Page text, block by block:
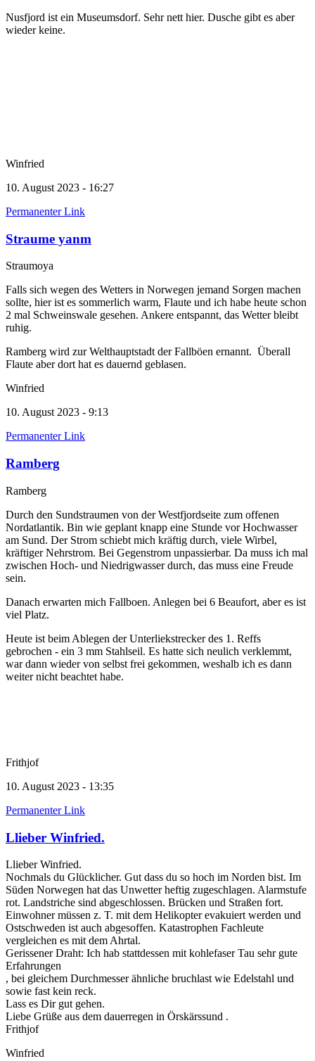
Nusfjord ist ein Museumsdorf. Sehr nett hier. Dusche gibt es aber
wieder keine.
Winfried
10. August 2023 - 16:27
Permanenter Link
Straume yanm
Straumoya
Falls sich wegen des Wetters in Norwegen jemand Sorgen machen
sollte, hier ist es sommerlich warm, Flaute und ich habe heute schon
2 mal Schweinswale gesehen. Ankere entspannt, das Wetter bleibt
ruhig.
Ramberg wird zur Welthauptstadt der Fallböen ernannt. Überall
Flaute aber dort hat es dauernd geblasen.
Winfried
10. August 2023 - 9:13
Permanenter Link
Ramberg
Ramberg
Durch den Sundstraumen von der Westfjordseite zum offenen
Nordatlantik. Bin wie geplant knapp eine Stunde vor Hochwasser
am Sund. Der Strom schiebt mich kräftig durch, viele Wirbel,
kräftiger Nehrstrom. Bei Gegenstrom unpassierbar. Da muss ich mal
zwischen Hoch- und Niedrigwasser durch, das muss eine Freude
sein.
Danach erwarten mich Fallboen. Anlegen bei 6 Beaufort, aber es ist
viel Platz.
Heute ist beim Ablegen der Unterliekstrecker des 1. Reffs
gebrochen - ein 3 mm Stahlseil. Es hatte sich neulich verklemmt,
war dann wieder von selbst frei gekommen, weshalb ich es dann
weiter nicht beachtet habe.
Frithjof
10. August 2023 - 13:35
Permanenter Link
Llieber Winfried.
Llieber Winfried.
Nochmals du Glücklicher. Gut dass du so hoch im Norden bist. Im
Süden Norwegen hat das Unwetter heftig zugeschlagen. Alarmstufe
rot. Landstriche sind abgeschlossen. Brücken und Straßen fort.
Einwohner müssen z. T. mit dem Helikopter evakuiert werden und
Ostschweden ist auch abgesoffen. Katastrophen Fachleute
vergleichen es mit dem Ahrtal.
Gerissener Draht: Ich hab stattdessen mit kohlefaser Tau sehr gute
Erfahrungen
, bei gleichem Durchmesser ähnliche bruchlast wie Edelstahl und
sowie fast kein reck.
Lass es Dir gut gehen.
Liebe Grüße aus dem dauerregen in Örskärssund .
Frithjof
Winfried